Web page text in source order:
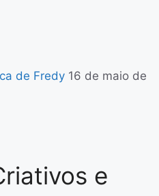
de Fredy 16 de maio de
e